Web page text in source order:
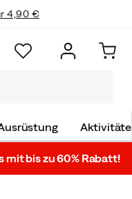
4,90 €
mit bis zu 60% Rabatt!